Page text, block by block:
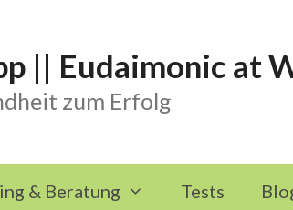
|| Eudaimonic at
zum Erfolg
& Beratung Tests